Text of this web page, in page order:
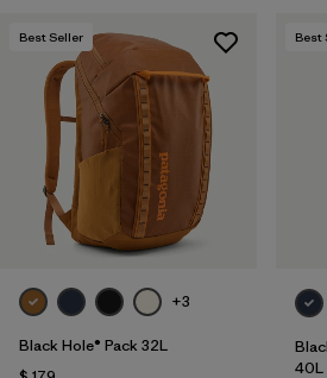
Best Seller
+3
Black Hole® Pack 32L
Best
40L